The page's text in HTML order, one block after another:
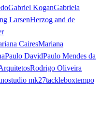
Gabriel KoganGabriela
LarsenHerzog and de
CairesMariana
Paulo DavidPaulo Mendes da
Rodrigo Oliveira
studio mk27tackleboxtempo